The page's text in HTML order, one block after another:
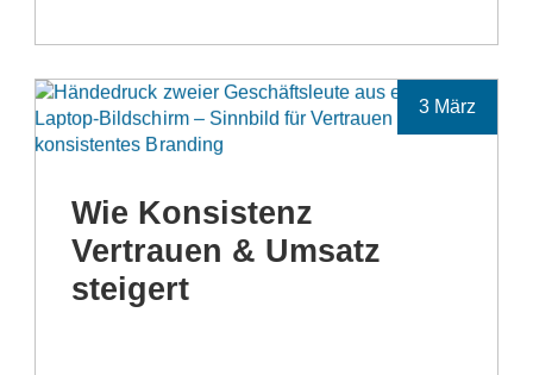
3 März
Wie Konsistenz
Vertrauen & Umsatz
steigert